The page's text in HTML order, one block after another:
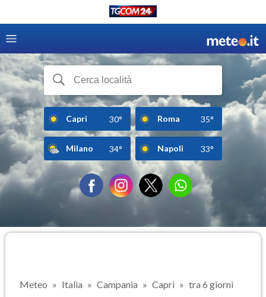
Capri 30° Roma 35°
Milano 34° Napoli 33°
Meteo Italia Campania Capri tra 6 giorni